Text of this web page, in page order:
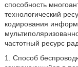
способность
технологический
кодирования
частотный ресурс
1. Способ